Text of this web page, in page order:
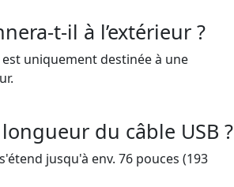
t-il à l’extérieur ?
uniquement destinée à une
du câble USB ?
jusqu'à env. 76 pouces (193